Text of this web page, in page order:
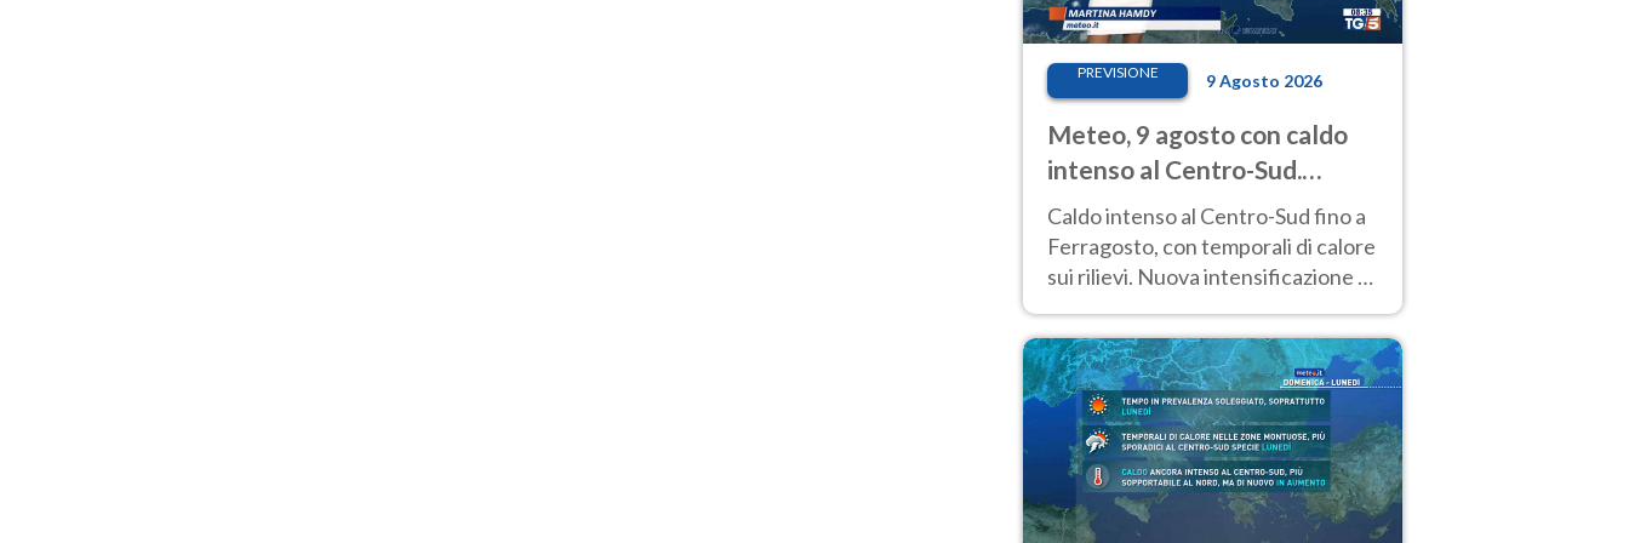
PREVISIONE 9 Agosto 2026
Meteo, 9 agosto con caldo
intenso al Centro-Sud.
Temporali sui rilievi
Caldo intenso al Centro-Sud fino a
Ferragosto, con temporali di calore
sui rilievi. Nuova intensificazione la
verso i 40 °C